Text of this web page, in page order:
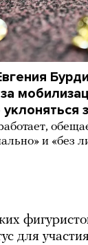
и «без
для участия